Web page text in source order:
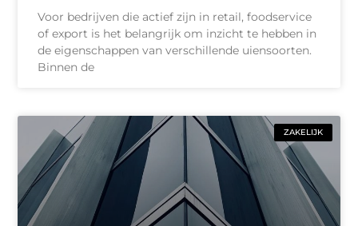
Voor bedrijven die actief zijn in retail, foodservice
of export is het belangrijk om inzicht te hebben in
de eigenschappen van verschillende uiensoorten.
Binnen de
ZAKELIJK